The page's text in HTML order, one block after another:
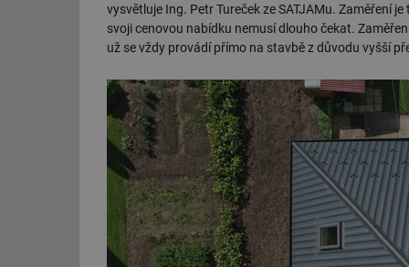
vysvětluje Ing. Petr Tureček ze SATJAMu. Zaměření
svoji cenovou nabídku nemusí dlouho čekat.
už se vždy provádí přímo na stavbě z důvodu vyšší
id
_dc_gtm_UA-
id